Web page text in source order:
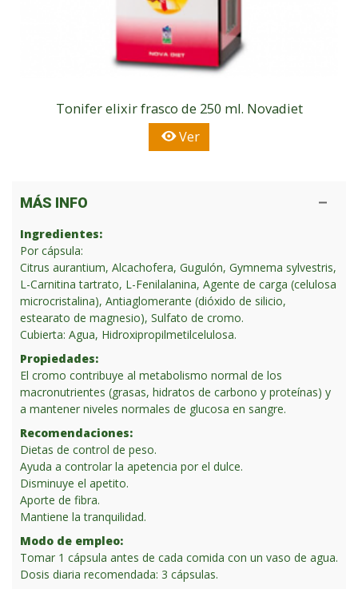
Tonifer elixir frasco de 250 ml. Novadiet
Ver
MÁS INFO
Ingredientes:
Por cápsula:
Citrus aurantium, Alcachofera, Gugulón, Gymnema sylvestris,
L-Carnitina tartrato, L-Fenilalanina, Agente de carga (celulosa
microcristalina), Antiaglomerante (dióxido de silicio,
estearato de magnesio), Sulfato de cromo.
Cubierta: Agua, Hidroxipropilmetilcelulosa.
Propiedades:
El cromo contribuye al metabolismo normal de los
macronutrientes (grasas, hidratos de carbono y proteínas) y
a mantener niveles normales de glucosa en sangre.
Recomendaciones:
Dietas de control de peso.
Ayuda a controlar la apetencia por el dulce.
Disminuye el apetito.
Aporte de fibra.
Mantiene la tranquilidad.
Modo de empleo:
Tomar 1 cápsula antes de cada comida con un vaso de agua.
Dosis diaria recomendada: 3 cápsulas.